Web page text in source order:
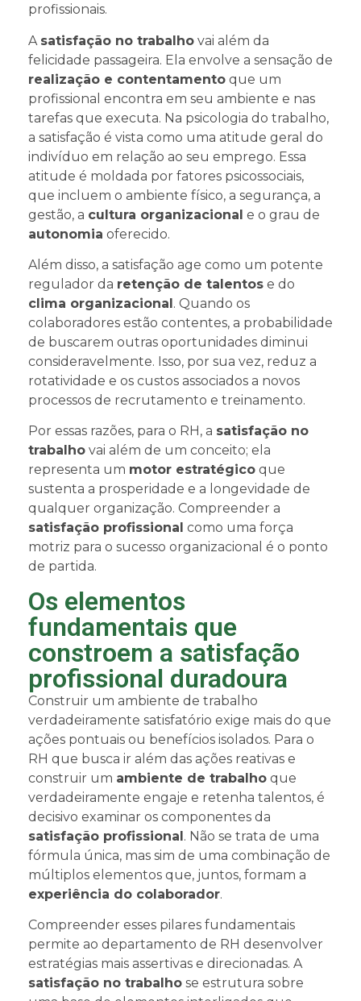
profissionais.
A satisfação no trabalho vai além da
felicidade passageira. Ela envolve a sensação de
realização e contentamento que um
profissional encontra em seu ambiente e nas
tarefas que executa. Na psicologia do trabalho,
a satisfação é vista como uma atitude geral do
indivíduo em relação ao seu emprego. Essa
atitude é moldada por fatores psicossociais,
que incluem o ambiente físico, a segurança, a
gestão, a cultura organizacional e o grau de
autonomia oferecido.
Além disso, a satisfação age como um potente
regulador da retenção de talentos e do
clima organizacional. Quando os
colaboradores estão contentes, a probabilidade
de buscarem outras oportunidades diminui
consideravelmente. Isso, por sua vez, reduz a
rotatividade e os custos associados a novos
processos de recrutamento e treinamento.
Por essas razões, para o RH, a satisfação no
trabalho vai além de um conceito; ela
representa um motor estratégico que
sustenta a prosperidade e a longevidade de
qualquer organização. Compreender a
satisfação profissional como uma força
motriz para o sucesso organizacional é o ponto
de partida.
Os elementos
fundamentais que
constroem a satisfação
profissional duradoura
Construir um ambiente de trabalho
verdadeiramente satisfatório exige mais do que
ações pontuais ou benefícios isolados. Para o
RH que busca ir além das ações reativas e
construir um ambiente de trabalho que
verdadeiramente engaje e retenha talentos, é
decisivo examinar os componentes da
satisfação profissional. Não se trata de uma
fórmula única, mas sim de uma combinação de
múltiplos elementos que, juntos, formam a
experiência do colaborador.
Compreender esses pilares fundamentais
permite ao departamento de RH desenvolver
estratégias mais assertivas e direcionadas. A
satisfação no trabalho se estrutura sobre